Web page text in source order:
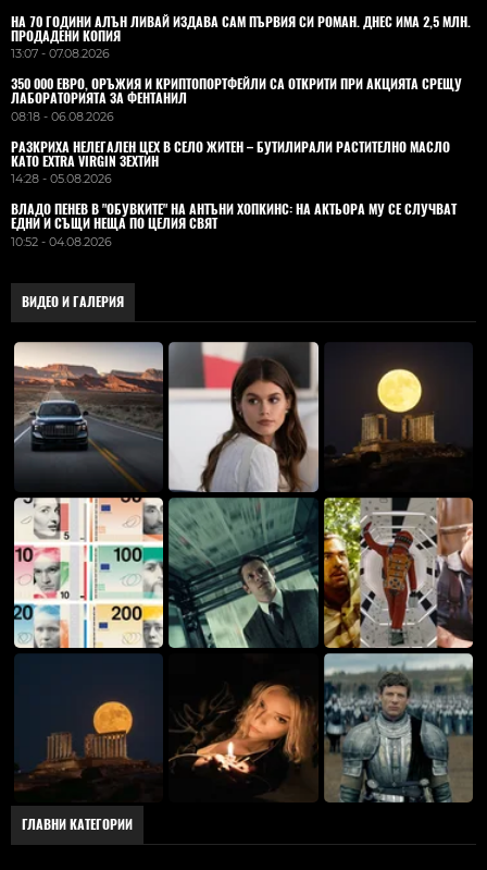
НА 70 ГОДИНИ АЛЪН ЛИВАЙ ИЗДАВА САМ ПЪРВИЯ СИ РОМАН. ДНЕС ИМА 2,5 МЛН.
ПРОДАДЕНИ КОПИЯ
13:07 - 07.08.2026
350 000 ЕВРО, ОРЪЖИЯ И КРИПТОПОРТФЕЙЛИ СА ОТКРИТИ ПРИ АКЦИЯТА СРЕЩУ
ЛАБОРАТОРИЯТА ЗА ФЕНТАНИЛ
08:18 - 06.08.2026
РАЗКРИХА НЕЛЕГАЛЕН ЦЕХ В СЕЛО ЖИТЕН – БУТИЛИРАЛИ РАСТИТЕЛНО МАСЛО
КАТО EXTRA VIRGIN ЗЕХТИН
14:28 - 05.08.2026
ВЛАДO ПЕНЕВ В "ОБУВКИТЕ" НА АНТЪНИ ХОПКИНС: НА АКТЬОРА МУ СЕ СЛУЧВАТ
ЕДНИ И СЪЩИ НЕЩА ПО ЦЕЛИЯ СВЯТ
10:52 - 04.08.2026
ВИДЕО И ГАЛЕРИЯ
ГЛАВНИ КАТЕГОРИИ